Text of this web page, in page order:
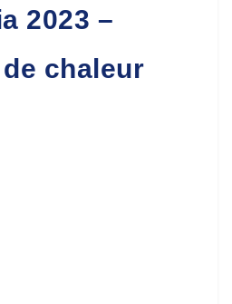
2023 –
chaleur